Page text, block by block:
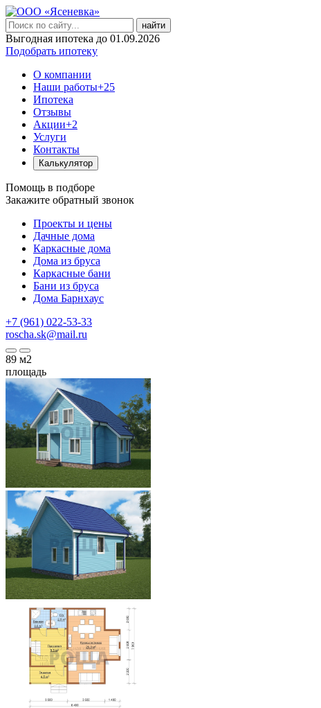
найти
Выгодная ипотека до 01.09.2026
Подобрать ипотеку
О компании
Наши работы+25
Ипотека
Отзывы
Акции+2
Услуги
Контакты
Калькулятор
Помощь в подборе
Закажите обратный звонок
Проекты и цены
Дачные дома
Каркасные дома
Дома из бруса
Каркасные бани
Бани из бруса
Дома Барнхаус
+7 (961) 022-53-33
roscha.sk@mail.ru
89 м2
площадь